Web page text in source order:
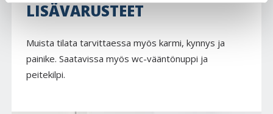
LISÄVARUSTEET
Muista tilata tarvittaessa myös karmi, kynnys ja
painike. Saatavissa myös wc-vääntönuppi ja
peitekilpi.